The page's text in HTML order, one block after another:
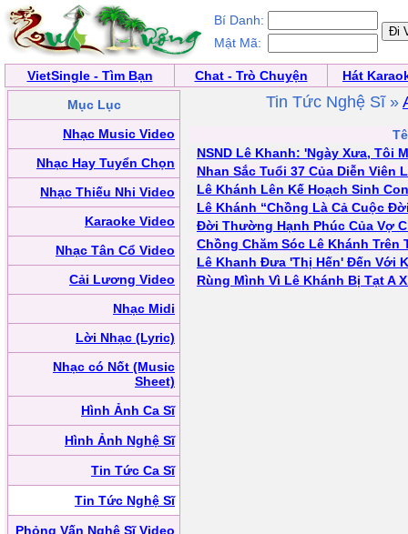
Bí Danh:
Mật Mã:
VietSingle - Tìm Bạn Chat - Trò Chuyện
Hát
Mục Lục
Nhạc Music Video
Nhạc Hay Tuyển Chọn
Nhạc Thiếu Nhi Video
Karaoke Video
Nhạc Tân Cổ Video
Cải Lương Video
Nhạc Midi
Lời Nhạc (Lyric)
Nhạc có Nốt (Music
Sheet)
Hình Ảnh Ca Sĩ
Hình Ảnh Nghệ Sĩ
Tin Tức Ca Sĩ
Tin Tức Nghệ Sĩ
Phỏng Vấn Nghệ Sĩ Video
Tin Tức Nghệ Sĩ »
NSND Lê Khanh: 'Ngày Xưa, Tôi
Nhan Sắc Tuổi 37 Của Diễn Viên
Lê Khánh Lên Kế Hoạch Sinh
Lê Khánh “Chồng Là Cả Cuộc
Đời Thường Hạnh Phúc Của Vợ
Chồng Chăm Sóc Lê Khánh Trên
Lê Khanh Đưa 'Thị Hến' Đến Với
Rùng Mình Vì Lê Khánh Bị Tạt A